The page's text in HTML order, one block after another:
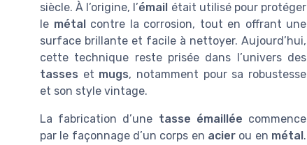
siècle. À l’origine, l’émail était utilisé pour protéger
le métal
contre la corrosion, tout en offrant une
surface brillante et facile à nettoyer. Aujourd’hui,
cette technique reste prisée dans l’univers des
tasses et mugs, notamment pour sa robustesse
et son style vintage.
La fabrication d’une tasse émaillée commence
par le façonnage d’un corps en acier ou en métal .